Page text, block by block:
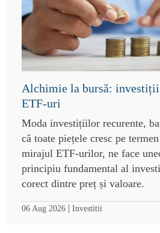
Alchimie la bursă: investiții
ETF-uri
Moda investițiilor recurente,
că toate piețele cresc pe
mirajul ETF-urilor, ne face
principiu fundamental al
corect dintre preț și valoare.
06 Aug 2026 | Investitii